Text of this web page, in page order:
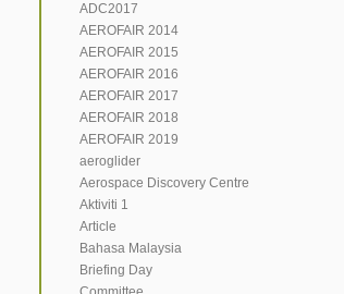
ADC2017
AEROFAIR 2014
AEROFAIR 2015
AEROFAIR 2016
AEROFAIR 2017
AEROFAIR 2018
AEROFAIR 2019
aeroglider
Aerospace Discovery Centre
Aktiviti 1
Article
Bahasa Malaysia
Briefing Day